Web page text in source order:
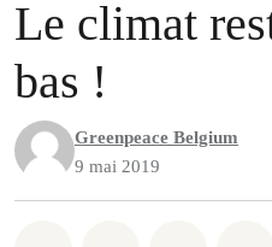
Le climat
bas !
Greenpeace Belgium
9 mai 2019